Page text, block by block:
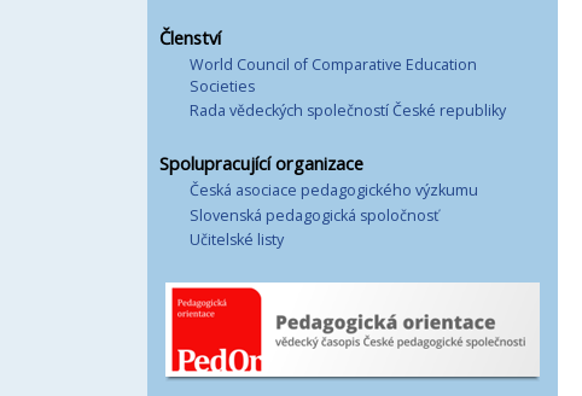
Členství
World Council of Comparative Education
Societies
Rada vědeckých společností České republiky
Spolupracující organizace
Česká asociace pedagogického výzkumu
Slovenská pedagogická spoločnosť
Učitelské listy